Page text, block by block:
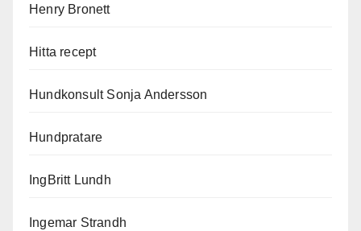
Henry Bronett
Hitta recept
Hundkonsult Sonja Andersson
Hundpratare
IngBritt Lundh
Ingemar Strandh